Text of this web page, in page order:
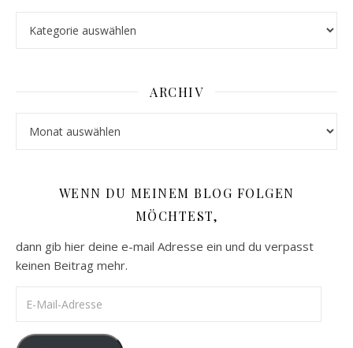
ARCHIV
WENN DU MEINEM BLOG FOLGEN
MÖCHTEST,
dann gib hier deine e-mail Adresse ein und du verpasst
keinen Beitrag mehr.